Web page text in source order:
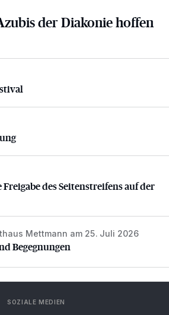
der Diakonie hoffen
des Seitenstreifens auf der A3
des Seitenstreifens auf der
Begegnungen
Mettmann am 25. Juli 2026
Begegnungen
SOZIALE MEDIEN